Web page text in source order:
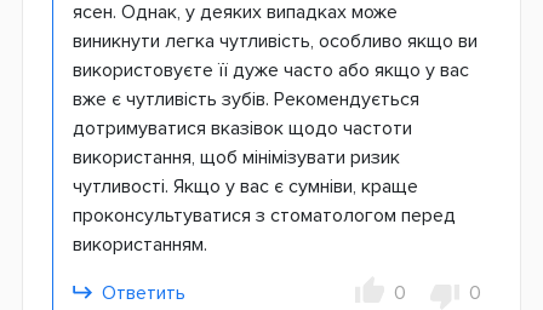
ясен. Однак, у деяких випадках може
виникнути легка чутливість, особливо якщо ви
використовуєте її дуже часто або якщо у вас
вже є чутливість зубів. Рекомендується
дотримуватися вказівок щодо частоти
використання, щоб мінімізувати ризик
чутливості. Якщо у вас є сумніви, краще
проконсультуватися з стоматологом перед
використанням.
Ответить
0 0